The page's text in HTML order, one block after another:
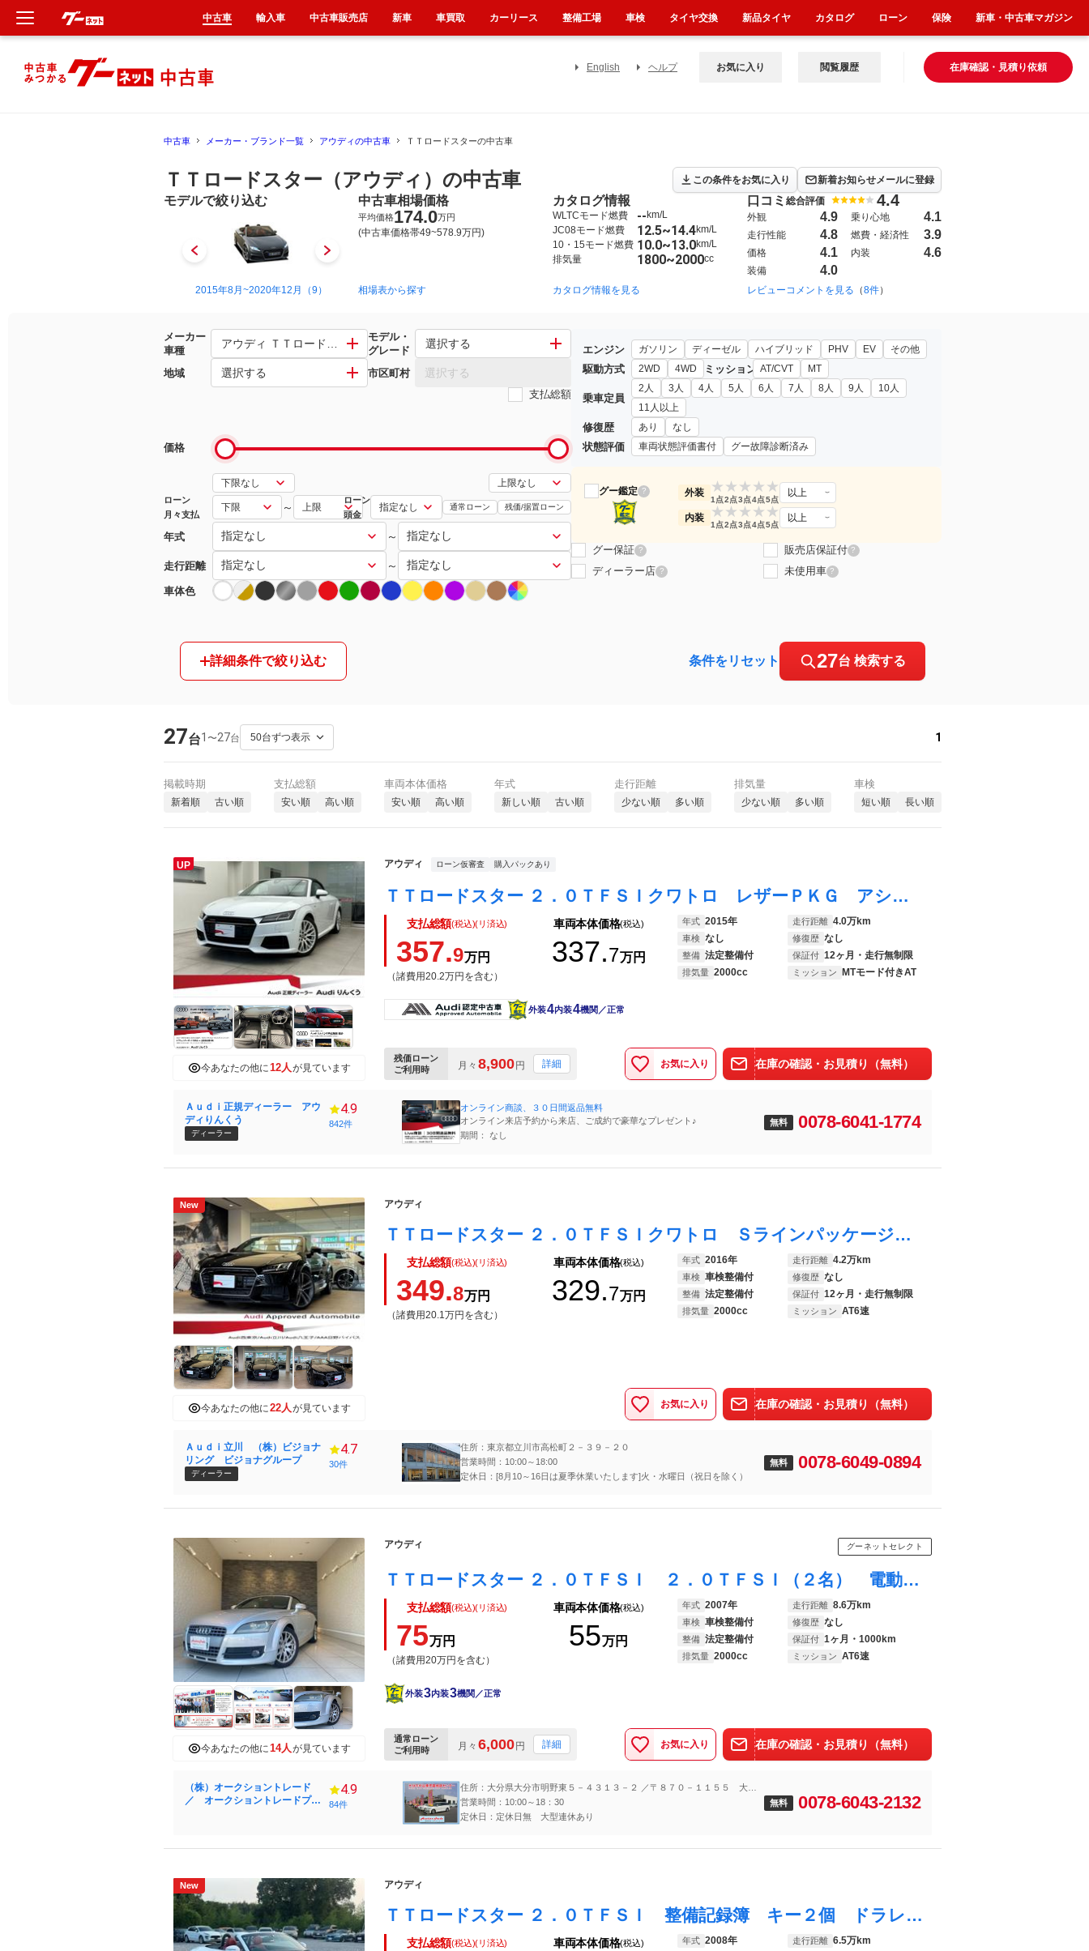
English ヘルプ 在庫確認・見積り依頼
お気に入り 閲覧履歴
中古車 メーカー・ブランド一覧 アウディの中古車 ＴＴロードスターの中古車
ＴＴロードスター（アウディ）の中古車 この条件をお気に入り 新着お知らせメールに登録
モデルで絞り込む
2015年8月~2020年12月（9） 2007年6月~2015年8月（7） 2000年5月~2006年10月（10） 2015年8月~2020年12月（9）
中古車相場価格
平均価格174.0万円
(中古車価格帯49~578.9万円)
相場表から探す
カタログ情報
WLTCモード燃費 -- km/L
JC08モード燃費
12.5~14.4km/L
10・15モード燃費 10.0~13.0km/L
排気量
1800~2000cc
カタログ情報を見る
口コミ 総合評価 4.4
外観 4.9 乗り心地 4.1
走行性能 4.8 燃費・経済性 3.9
価格 4.1 内装 4.6
装備 4.0
レビューコメントを見る （8件）
メーカー
車種
アウディ ＴＴロードスター
モデル・
グレード
選択する
地域 選択する 市区町村 選択する
支払総額
価格
ローン
月々支払
～
ローン
頭金
通常ローン 残価/据置ローン
年式 ～
走行距離 ～
車体色
エンジン ガソリン ディーゼル ハイブリッド PHV EV その他
駆動方式 2WD 4WD ミッション AT/CVT MT
乗車定員
2人 3人 4人 5人 6人 7人 8人 9人
10人
11人以上
修復歴 あり なし
状態評価 車両状態評価書付 グー故障診断済み
グー鑑定 ? 外装 ★
1点
★
2点
★
3点
★
4点
★
5点
以上
内装 ★
1点
★
2点
★
3点
★
4点
★
5点
以上
グー保証 ? 販売店保証付 ?
ディーラー店 ? 未使用車 ?
詳細条件で絞り込む 条件をリセット 27台 検索する
27台1 〜27台 1
掲載時期
新着順 古い順
支払総額
安い順 高い順
車両本体価格
安い順 高い順
年式
新しい順 古い順
走行距離
少ない順 多い順
排気量
少ない順 多い順
車検
短い順 長い順
UP
今あなたの他に12人が見ています
アウディ ローン仮審査 購入パックあり
ＴＴロードスター ２．０ＴＦＳＩクワトロ レザーＰＫＧ アシスタンスＰＫＧアドバンスト ファインナッパレザーシートＳロゴ フルセグＴＶ パワーシート／シートヒーター クルーズコントロール パーキングアシスト バックカメラ ＡＣＣ 認定中古車
支払総額(税込)(リ済込)
357.9万円
（諸費用20.2万円を含む）
車両本体価格(税込)
337.7万円
年式 2015年 走行距離 4.0万km
車検 なし 修復歴 なし
整備 法定整備付 保証付 12ヶ月・走行無制限
排気量 2000cc ミッション MTモード付きAT
外装4内装4機関／正常
残価ローン
ご利用時
月々 8,900円 詳細 お気に入り 在庫の確認・お見積り（無料）
Ａｕｄｉ正規ディーラー アウ
ディりんくう
ディーラー
4.9
842件
オンライン商談、３０日間返品無料
オンライン来店予約から来店、ご成約で豪華なプレゼント♪
期間： なし
無料 0078-6041-1774
New
今あなたの他に22人が見ています
アウディ
ＴＴロードスター ２．０ＴＦＳＩクワトロ Ｓラインパッケージ アルミホイール ５アームスターデザイン コントラストグレー パートリーポリッシュト９Ｊｘ１９／マトリクスＬＥＤヘッドライト／アシスタンスパッケージアドバンスト／Ｓ ｌｉｎｅ スポーツパッケージ
支払総額(税込)(リ済込)
349.8万円
（諸費用20.1万円を含む）
車両本体価格(税込)
329.7万円
年式 2016年 走行距離 4.2万km
車検 車検整備付 修復歴 なし
整備 法定整備付 保証付 12ヶ月・走行無制限
排気量 2000cc ミッション AT6速
お気に入り 在庫の確認・お見積り（無料）
Ａｕｄｉ立川 （株）ビジョナ
リング ビジョナグループ
ディーラー
4.7
30件
住所：東京都立川市高松町２－３９－２０
営業時間：10:00～18:00
定休日：[8月10～16日は夏季休業いたします]火・水曜日（祝日を除く）
無料 0078-6049-0894
今あなたの他に14人が見ています
アウディ グーネットセレクト
ＴＴロードスター ２．０ＴＦＳＩ ２．０ＴＦＳＩ（２名） 電動オープン シートヒーター
支払総額(税込)(リ済込)
75万円
（諸費用20万円を含む）
車両本体価格(税込)
55万円
年式 2007年 走行距離 8.6万km
車検 車検整備付 修復歴 なし
整備 法定整備付 保証付 1ヶ月・1000km
排気量 2000cc ミッション AT6速
外装3内装3機関／正常
通常ローン
ご利用時
月々 6,000円 詳細 お気に入り 在庫の確認・お見積り（無料）
（株）オークショントレード
／ オークショントレードプラ
4.9
84件
住所：大分県大分市明野東５－４３１３－２ ／〒８７０－１１５５ 大分
市玉沢６９５－６
営業時間：10:00～18：30
定休日：定休日無 大型連休あり
無料 0078-6043-2132
New アウディ
ＴＴロードスター ２．０ＴＦＳＩ 整備記録簿 キー２個 ドラレコ クルコン 革シート 電動シート シートヒーター 大画面ナビ
支払総額(税込)(リ済込) 車両本体価格(税込) 年式 2008年 走行距離 6.5万km
中古車 輸入車 中古車販売店 新車 車買取 カーリース 整備工場 車検 タイヤ交換 新品タイヤ カタログ ローン 保険 新車・中古車マガジン
新車